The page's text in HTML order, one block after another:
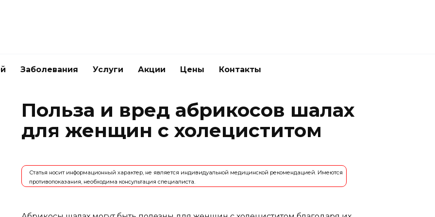
Заболевания Услуги Акции Цены Контакты
Польза и вред абрикосов шалах
для женщин с холециститом
Статья носит информационный характер, не является индивидуальной медицинской рекомендацией. Имеются
противопоказания, необходима консультация специалиста.